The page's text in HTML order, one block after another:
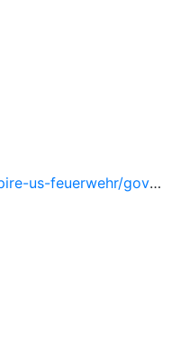
https://geodaten.nrw.de/id/inspire-us-feuerwehr/governmentalservice/LtS02